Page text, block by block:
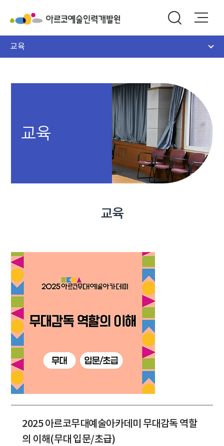
교육
교육
교육
2025 아르코무대예술아카데미 무대감독 역할
의 이해(무대 입문/초급)